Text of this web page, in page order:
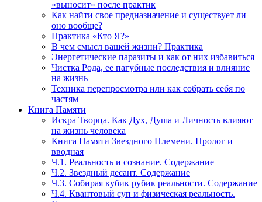
«выносит» после практик
Как найти свое предназначение и существует ли
оно вообще?
Практика «Кто Я?»
В чем смысл вашей жизни? Практика
Энергетические паразиты и как от них избавиться
Чистка Рода, ее пагубные последствия и влияние
на жизнь
Техника перепросмотра или как собрать себя по
частям
Книга Памяти
Искра Творца. Как Дух, Душа и Личность влияют
на жизнь человека
Книга Памяти Звездного Племени. Пролог и
вводная
Ч.1. Реальность и сознание. Содержание
Ч.2. Звездный десант. Содержание
Ч.3. Собирая кубик рубик реальности. Содержание
Ч.4. Квантовый суп и физическая реальность.